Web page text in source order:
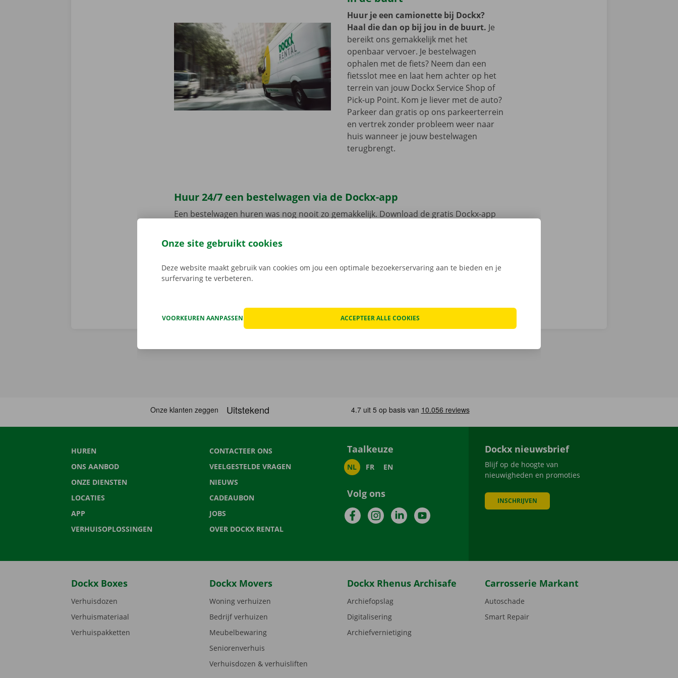
Huur je een camionette bij Dockx?
Haal die dan op bij jou in de buurt. Je
bereikt ons gemakkelijk met het
openbaar vervoer. Je bestelwagen
ophalen met de fiets? Neem dan een
fietsslot mee en laat hem achter op het
terrein van jouw Dockx Service Shop of
Pick-up Point. Kom je liever met de auto?
Parkeer dan gratis op ons parkeerterrein
en vertrek zonder probleem weer naar
huis wanneer je jouw bestelwagen
terugbrengt.
Huur 24/7 een bestelwagen via de Dockx-app
Een bestelwagen huren was nog nooit zo gemakkelijk. Download de gratis Dockx-app
en gemakkelijk het model dat bij jouw situatie past. Reken af via de app en haal jouw
huurwagen op in een Pick-up Point of Dockx Service Shop naar keuze.
HUREN
ONS AANBOD
ONZE DIENSTEN
LOCATIES
APP
VERHUISOPLOSSINGEN
CONTACTEER ONS
VEELGESTELDE VRAGEN
NIEUWS
CADEAUBON
JOBS
OVER DOCKX RENTAL
Taalkeuze
NL FR EN
Volg ons
FacebookInstagramLinkedInYouTube
Dockx nieuwsbrief
Blijf op de hoogte van
nieuwigheden en promoties
INSCHRIJVEN
Dockx Boxes
Verhuisdozen
Verhuismateriaal
Verhuispakketten
Dockx Movers
Woning verhuizen
Bedrijf verhuizen
Meubelbewaring
Seniorenverhuis
Verhuisdozen & verhuisliften
Dockx Rhenus Archisafe
Archiefopslag
Digitalisering
Archiefvernietiging
Carrosserie Markant
Autoschade
Smart Repair
Onze site gebruikt cookies
Deze website maakt gebruik van cookies om jou een optimale bezoekerservaring aan te bieden en je
surfervaring te verbeteren.
VOORKEUREN AANPASSEN ACCEPTEER ALLE COOKIES